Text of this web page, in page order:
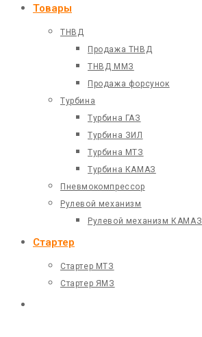
Товары
ТНВД
Продажа ТНВД
ТНВД ММЗ
Продажа форсунок
Турбина
Турбина ГАЗ
Турбина ЗИЛ
Турбина МТЗ
Турбина КАМАЗ
Пневмокомпрессор
Рулевой механизм
Рулевой механизм КАМАЗ
Стартер
Стартер МТЗ
Стартер ЯМЗ